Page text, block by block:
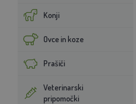
Konji
Ovce in koze
Prašiči
Veterinarski
pripomočki